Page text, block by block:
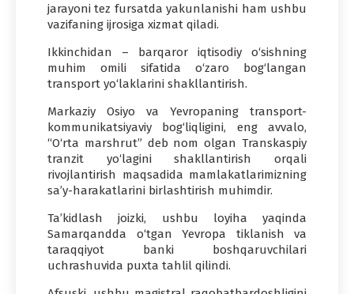
jarayoni tez fursatda yakunlanishi ham ushbu
vazifaning ijrosiga xizmat qiladi.
Ikkinchidan – barqaror iqtisodiy o‘sishning
muhim omili sifatida o‘zaro bog‘langan
transport yo‘laklarini shakllantirish.
Markaziy Osiyo va Yevropaning transport-
kommunikatsiyaviy bog‘liqligini, eng avvalo,
“O‘rta marshrut” deb nom olgan Transkaspiy
tranzit yo‘lagini shakllantirish orqali
rivojlantirish maqsadida mamlakatlarimizning
sa’y-harakatlarini birlashtirish muhimdir.
Ta’kidlash joizki, ushbu loyiha yaqinda
Samarqandda o‘tgan Yevropa tiklanish va
taraqqiyot banki boshqaruvchilari
uchrashuvida puxta tahlil qilindi.